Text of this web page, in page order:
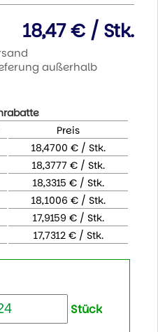
18,47 € / Stk.
außerhalb
Preis
18,4700 € / Stk.
18,3777 € / Stk.
18,3315 € / Stk.
18,1006 € / Stk.
17,9159 € / Stk.
17,7312 € / Stk.
Stück